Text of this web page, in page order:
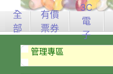
全
部
有價
票券
3C
電
子
管理專區